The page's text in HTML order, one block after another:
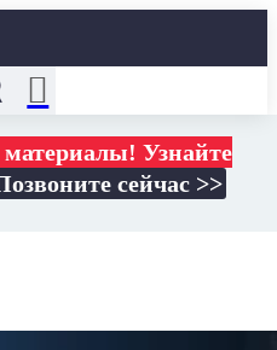
Узнайте
сейчас >>